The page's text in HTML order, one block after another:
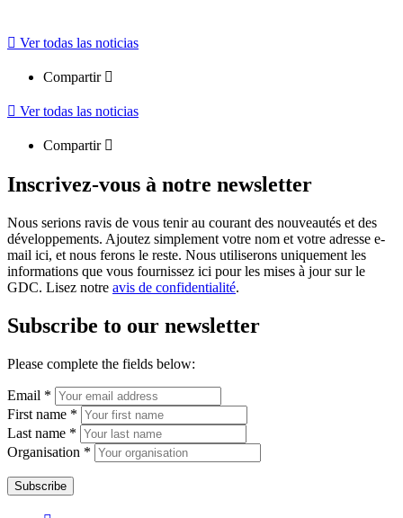
Ver todas las noticias
Compartir
Ver todas las noticias
Compartir
Inscrivez-vous à notre newsletter
Nous serions ravis de vous tenir au courant des nouveautés et des
développements. Ajoutez simplement votre nom et votre adresse e-
mail ici, et nous ferons le reste. Nous utiliserons uniquement les
informations que vous fournissez ici pour les mises à jour sur le
GDC. Lisez notre avis de confidentialité.
Subscribe to our newsletter
Please complete the fields below:
Email *
First name *
Last name *
Organisation *